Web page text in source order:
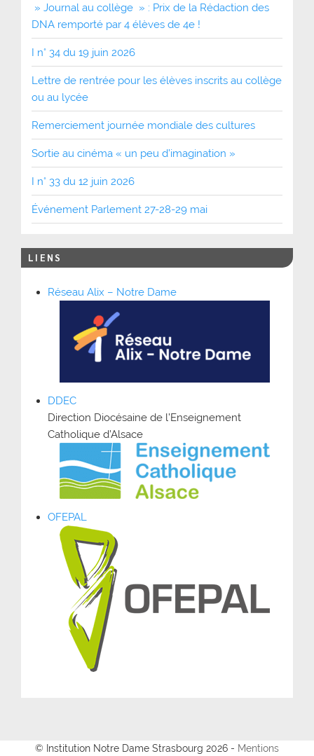
» Journal au collège » : Prix de la Rédaction des
DNA remporté par 4 élèves de 4e !
I n° 34 du 19 juin 2026
Lettre de rentrée pour les élèves inscrits au collège
ou au lycée
Remerciement journée mondiale des cultures
Sortie au cinéma « un peu d’imagination »
I n° 33 du 12 juin 2026
Événement Parlement 27-28-29 mai
LIENS
Réseau Alix – Notre Dame
DDEC
Direction Diocésaine de l’Enseignement
Catholique d’Alsace
OFEPAL
© Institution Notre Dame Strasbourg 2026 - Mentions